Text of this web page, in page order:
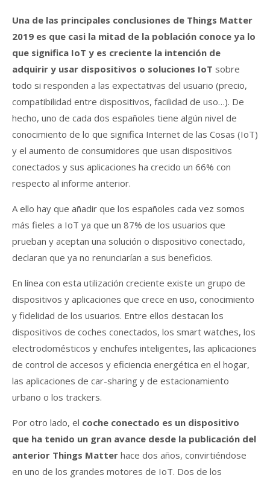
Una de las principales conclusiones de Things Matter
2019 es que casi la mitad de la población conoce ya lo
que significa IoT y es creciente la intención de
adquirir y usar dispositivos o soluciones IoT sobre
todo si responden a las expectativas del usuario (precio,
compatibilidad entre dispositivos, facilidad de uso…). De
hecho, uno de cada dos españoles tiene algún nivel de
conocimiento de lo que significa Internet de las Cosas (IoT)
y el aumento de consumidores que usan dispositivos
conectados y sus aplicaciones ha crecido un 66% con
respecto al informe anterior.
A ello hay que añadir que los españoles cada vez somos
más fieles a IoT ya que un 87% de los usuarios que
prueban y aceptan una solución o dispositivo conectado,
declaran que ya no renunciarían a sus beneficios.
En línea con esta utilización creciente existe un grupo de
dispositivos y aplicaciones que crece en uso, conocimiento
y fidelidad de los usuarios. Entre ellos destacan los
dispositivos de coches conectados, los smart watches, los
electrodomésticos y enchufes inteligentes, las aplicaciones
de control de accesos y eficiencia energética en el hogar,
las aplicaciones de car-sharing y de estacionamiento
urbano o los trackers.
Por otro lado, el coche conectado es un dispositivo
que ha tenido un gran avance desde la publicación del
anterior Things Matter hace dos años, convirtiéndose
en uno de los grandes motores de IoT. Dos de los